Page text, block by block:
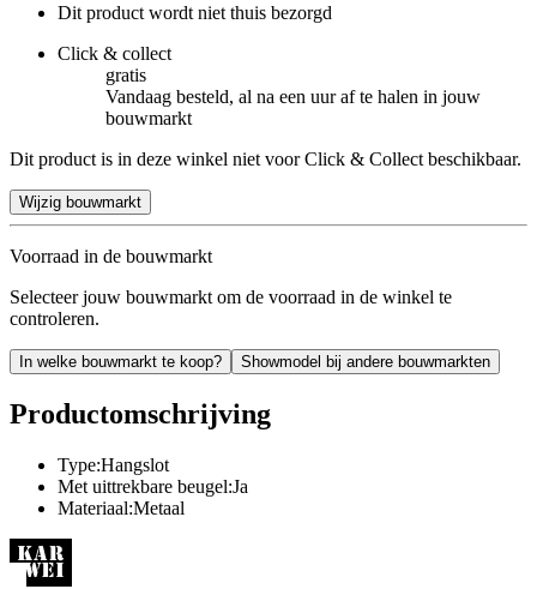
Dit product wordt niet thuis bezorgd
Click & collect
gratis
Vandaag besteld, al na een uur af te halen in jouw
bouwmarkt
Dit product is in deze winkel niet voor Click & Collect beschikbaar.
Wijzig bouwmarkt
Voorraad in de bouwmarkt
Selecteer jouw bouwmarkt om de voorraad in de winkel te
controleren.
In welke bouwmarkt te koop? Showmodel bij andere bouwmarkten
Productomschrijving
Type:Hangslot
Met uittrekbare beugel:Ja
Materiaal:Metaal